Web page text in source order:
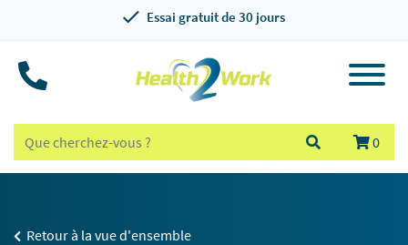
Essai gratuit de 30 jours
0
Retour à la vue d'ensemble